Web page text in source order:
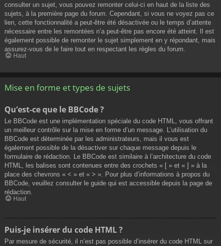
consulter un sujet, vous pouvez remonter celui-ci en haut de la liste des
sujets, à la première page du forum. Cependant, si vous ne voyez pas ce
lien, cette fonctionnalité a peut-être été désactivée ou le temps d’attente
nécessaire entre les remontées n’a peut-être pas encore été atteint. Il est
également possible de remonter le sujet simplement en y répondant, mais
assurez-vous de le faire tout en respectant les règles du forum.
Haut
Mise en forme et types de sujets
Qu’est-ce que le BBCode ?
Le BBCode est une implémentation spéciale du code HTML, vous offrant
un meilleur contrôle sur la mise en forme d’un message. L’utilisation du
BBCode est déterminée par les administrateurs, mais il vous est
également possible de la désactiver sur chaque message depuis le
formulaire de rédaction. Le BBCode est similaire à l’architecture du code
HTML, les balises sont contenues entre des crochets « [ » et « ] » à la
place des chevrons « < » et « > ». Pour plus d’informations à propos du
BBCode, veuillez consulter le guide qui est accessible depuis la page de
rédaction.
Haut
Puis-je insérer du code HTML ?
Par mesure de sécurité, il n’est pas possible d’insérer du code HTML sur